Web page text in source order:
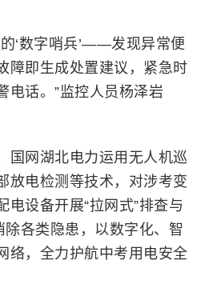
‘数字哨兵’——发现异常便
障即生成处置建议，紧急时
电话。”监控人员杨泽岩
国网湖北电力运用无人机巡
放电检测等技术，对涉考变
电设备开展“拉网式”排查与
除各类隐患，以数字化、智
络，全力护航中考用电安全